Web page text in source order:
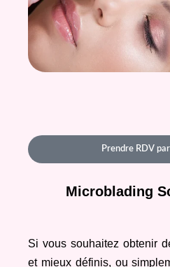
Prendre RDV
Microblading
Si vous souhaitez obtenir
et mieux définis, ou